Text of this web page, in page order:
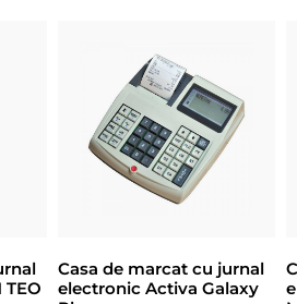
Casa de marcat cu jurnal
electronic Activa Galaxy